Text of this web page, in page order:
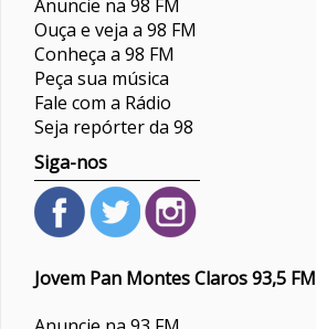
Anuncie na 98 FM
Ouça e veja a 98 FM
Conheça a 98 FM
Peça sua música
Fale com a Rádio
Seja repórter da 98
Siga-nos
Jovem Pan Montes Claros 93,5 FM